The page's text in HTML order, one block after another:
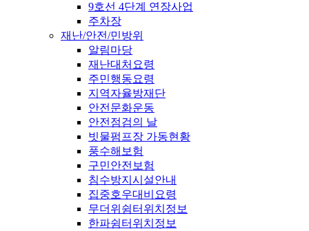
9호선 4단계 연장사업
주차장
재난/안전/민방위
알림마당
재난대처요령
주민행동요령
지역자율방재단
안전문화운동
안전점검의 날
빗물펌프장 가동현황
풍수해보험
구민안전보험
침수방지시설안내
집중호우대비요령
무더위쉼터위치정보
한파쉼터위치정보